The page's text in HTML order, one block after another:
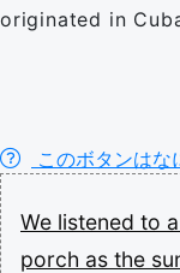
originated in
このボタンはな
We listened to a
porch as the